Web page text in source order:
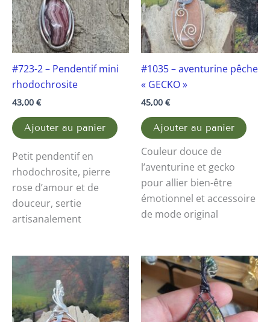
#723-2 – Pendentif mini
rhodochrosite
43,00 €
Ajouter au panier
Petit pendentif en
rhodochrosite, pierre
rose d’amour et de
douceur, sertie
artisanalement
#1035 – aventurine pêche
« GECKO »
45,00 €
Ajouter au panier
Couleur douce de
l’aventurine et gecko
pour allier bien-être
émotionnel et accessoire
de mode original